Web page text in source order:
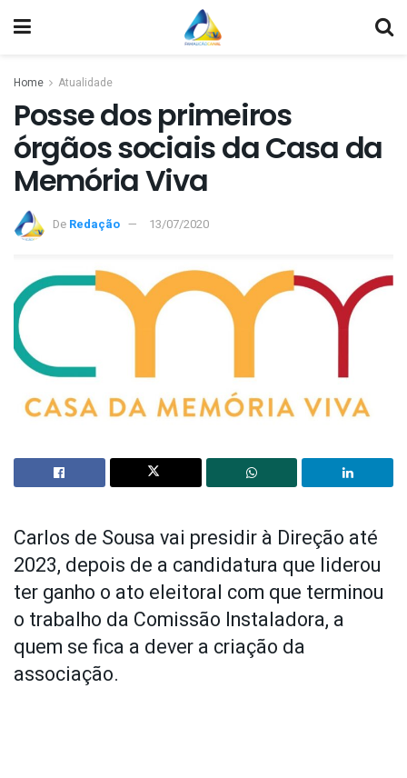
Home Atualidade
Posse dos primeiros
órgãos sociais da Casa da
Memória Viva
De Redação 13/07/2020
Carlos de Sousa vai presidir à Direção até
2023, depois de a candidatura que liderou
ter ganho o ato eleitoral com que terminou
o trabalho da Comissão Instaladora, a
quem se fica a dever a criação da
associação.